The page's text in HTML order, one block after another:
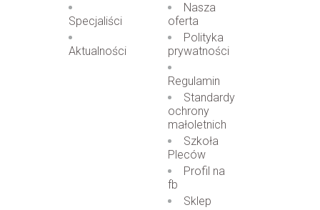
Specjaliści
Aktualności
Nasza
oferta
Polityka
prywatności
Regulamin
Standardy
ochrony
małoletnich
Szkoła
Pleców
Profil na
fb
Sklep